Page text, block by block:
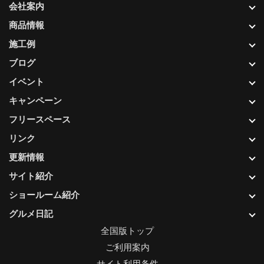
更新情報
サイト紹介
ショールーム紹介
グルメ日記
会社案内
商品情報
施工例
ブログ
イベント
キャンペーン
フリースペース
リンク
全国版トップ
ご利用案内